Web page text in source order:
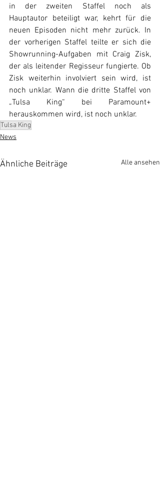
in der zweiten Staffel noch als
Hauptautor beteiligt war, kehrt für die
neuen Episoden nicht mehr zurück. In
der vorherigen Staffel teilte er sich die
Showrunning-Aufgaben mit Craig Zisk,
der als leitender Regisseur fungierte. Ob
Zisk weiterhin involviert sein wird, ist
noch unklar. Wann die dritte Staffel von
„Tulsa King“ bei Paramount+
herauskommen wird, ist noch unklar.
Tulsa King
News
Ähnliche Beiträge Alle ansehen